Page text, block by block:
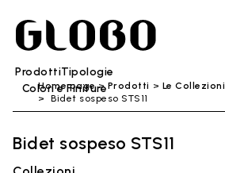
ProdottiTipologie
Colori e Finiture
Home page Prodotti Le Collezioni
Bidet sospeso STS11
Bidet sospeso STS11